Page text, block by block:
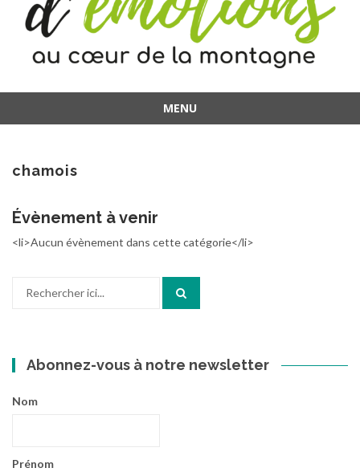
MENU
contenu
chamois
Évènement à venir
<li>Aucun évènement dans cette catégorie</li>
Abonnez-vous à notre newsletter
Nom
Prénom